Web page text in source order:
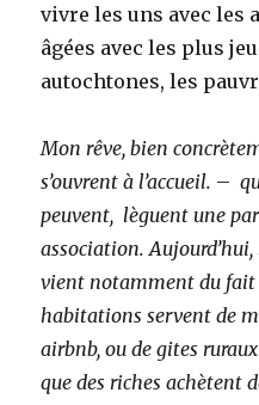
vivre les uns avec les
âgées avec les plus
autochtones, les
Mon rêve, bien
s’ouvrent à l’accueil. –
peuvent, lèguent une
association.
vient notamment du fait
habitations servent de
airbnb, ou de gites
que des riches achètent